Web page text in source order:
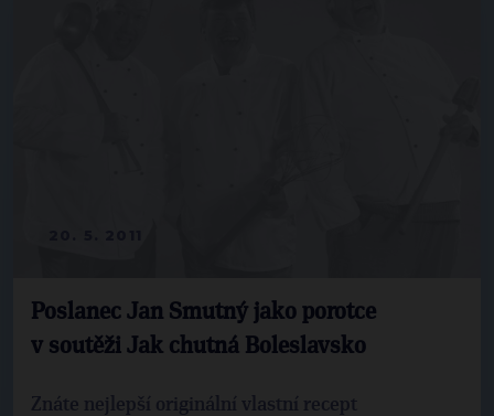
Poslanec Jan Smutný jako porotce
v soutěži Jak chutná Boleslavsko
Znáte nejlepší originální vlastní recept